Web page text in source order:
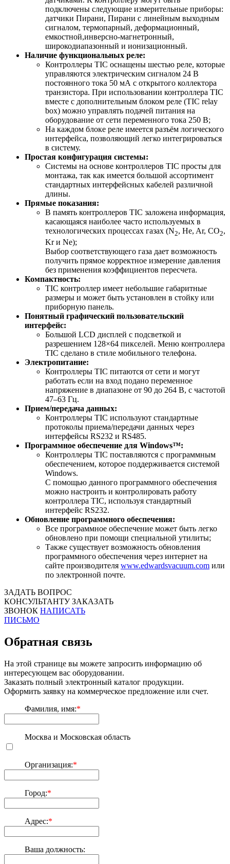
подключены следующие измерительные приборы:
датчики Пирани, Пирани с линейным выходным
сигналом, термопарный, деформационный,
емкостной,инверсно-магнетронный,
широкодиапазонный и ионизационный.
Наличие функциональных реле:
Контроллеры TIC оснащены шестью реле, которые
управляются электрическим сигналом 24 В
постоянного тока 50 мА с открытого коллектора
транзистора. При использовании контроллера TIC
вместе с дополнительным блоком реле (TIC relay
box) можно управлять подачей питания на
оборудование от сети переменного тока 250 В;
На каждом блоке реле имеется разъём логического
интерфейса, позволяющий легко интегрироваться
в систему.
Простая конфигурация системы:
Системы на основе контроллеров TIC просты для
монтажа, так как имеется большой ассортимент
стандартных интерфейсных кабелей различной
длины.
Прямые показания:
В память контроллеров TIC заложена информация,
касающаяся наиболее часто используемых в
технологических процессах газах (N2, He, Ar, CO2,
Kr и Ne);
Выбор соответствующего газа дает возможность
получить прямое корректное измерение давления
без применения коэффициентов пересчета.
Компактность:
TIC контроллер имеет небольшие габаритные
размеры и может быть установлен в стойку или
приборную панель.
Понятный графический пользовательский
интерфейс:
Большой LCD дисплей с подсветкой и
разрешением 128×64 пикселей. Меню контроллера
TIC сделано в стиле мобильного телефона.
Электропитание:
Контроллеры TIC питаются от сети и могут
работать если на вход подано переменное
напряжение в диапазоне от 90 до 264 В, с частотой
47–63 Гц.
Прием/передача данных:
Контроллеры TIC используют стандартные
протоколы приема/передачи данных через
интерфейсы RS232 и RS485.
Программное обеспечение для Windows™:
Контроллеры TIC поставляются с программным
обеспечением, которое поддерживается системой
Windows.
С помощью данного программного обеспечения
можно настроить и контролировать работу
контроллера TIC, используя стандартный
интерфейс RS232.
Обновление программного обеспечения:
Все программное обеспечение может быть легко
обновлено при помощи специальной утилиты;
Также существует возможность обновления
программного обеспечения через интернет на
сайте производителя www.edwardsvacuum.com или
по электронной почте.
ЗАДАТЬ ВОПРОС
КОНСУЛЬТАНТУ ЗАКАЗАТЬ
ЗВОНОК НАПИСАТЬ
ПИСЬМО
Обратная связь
На этой странице вы можете запросить информацию об
интересующем вас оборудовании.
Заказать полный электронный каталог продукции.
Оформить заявку на коммерческое предложение или счет.
Фамилия, имя:*
Москва и Московская область
Организация:*
Город:*
Адрес:*
Ваша должность: